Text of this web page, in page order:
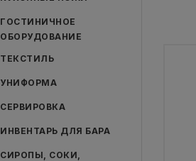
ГОСТИНИЧНОЕ
ОБОРУДОВАНИЕ
ТЕКСТИЛЬ
УНИФОРМА
СЕРВИРОВКА
ИНВЕНТАРЬ ДЛЯ БАРА
СИРОПЫ, СОКИ,